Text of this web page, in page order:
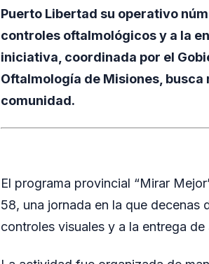
Puerto Libertad su operativo
controles oftalmológicos y a la
iniciativa, coordinada por el
Oftalmología de Misiones,
comunidad.
El programa provincial “Mirar
58, una jornada en la que decenas
controles visuales y a la entrega